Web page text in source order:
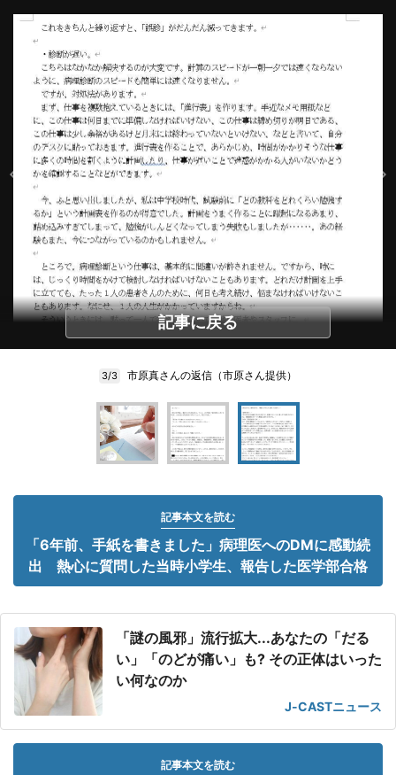
記事に戻る
3/3 市原真さんの返信（市原さん提供）
記事本文を読む
「6年前、手紙を書きました」病理医へのDMに感動続
出 熱心に質問した当時小学生、報告した医学部合格
「謎の風邪」流行拡大...あなたの「だる
い」「のどが痛い」も? その正体はいった
い何なのか
J-CASTニュース
記事本文を読む